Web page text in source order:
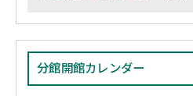
分館開館カレンダー